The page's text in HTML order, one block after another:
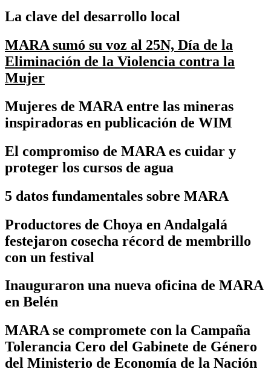
La clave del desarrollo local
MARA sumó su voz al 25N, Día de la
Eliminación de la Violencia contra la
Mujer
Mujeres de MARA entre las mineras
inspiradoras en publicación de WIM
El compromiso de MARA es cuidar y
proteger los cursos de agua
5 datos fundamentales sobre MARA
Productores de Choya en Andalgalá
festejaron cosecha récord de membrillo
con un festival
Inauguraron una nueva oficina de MARA
en Belén
MARA se compromete con la Campaña
Tolerancia Cero del Gabinete de Género
del Ministerio de Economía de la Nación